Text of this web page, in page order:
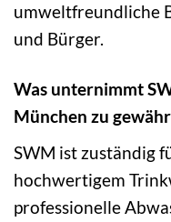
umweltfreundliche
und Bürger.
Was unternimmt
München zu
SWM ist zuständig
hochwertigem
professionelle